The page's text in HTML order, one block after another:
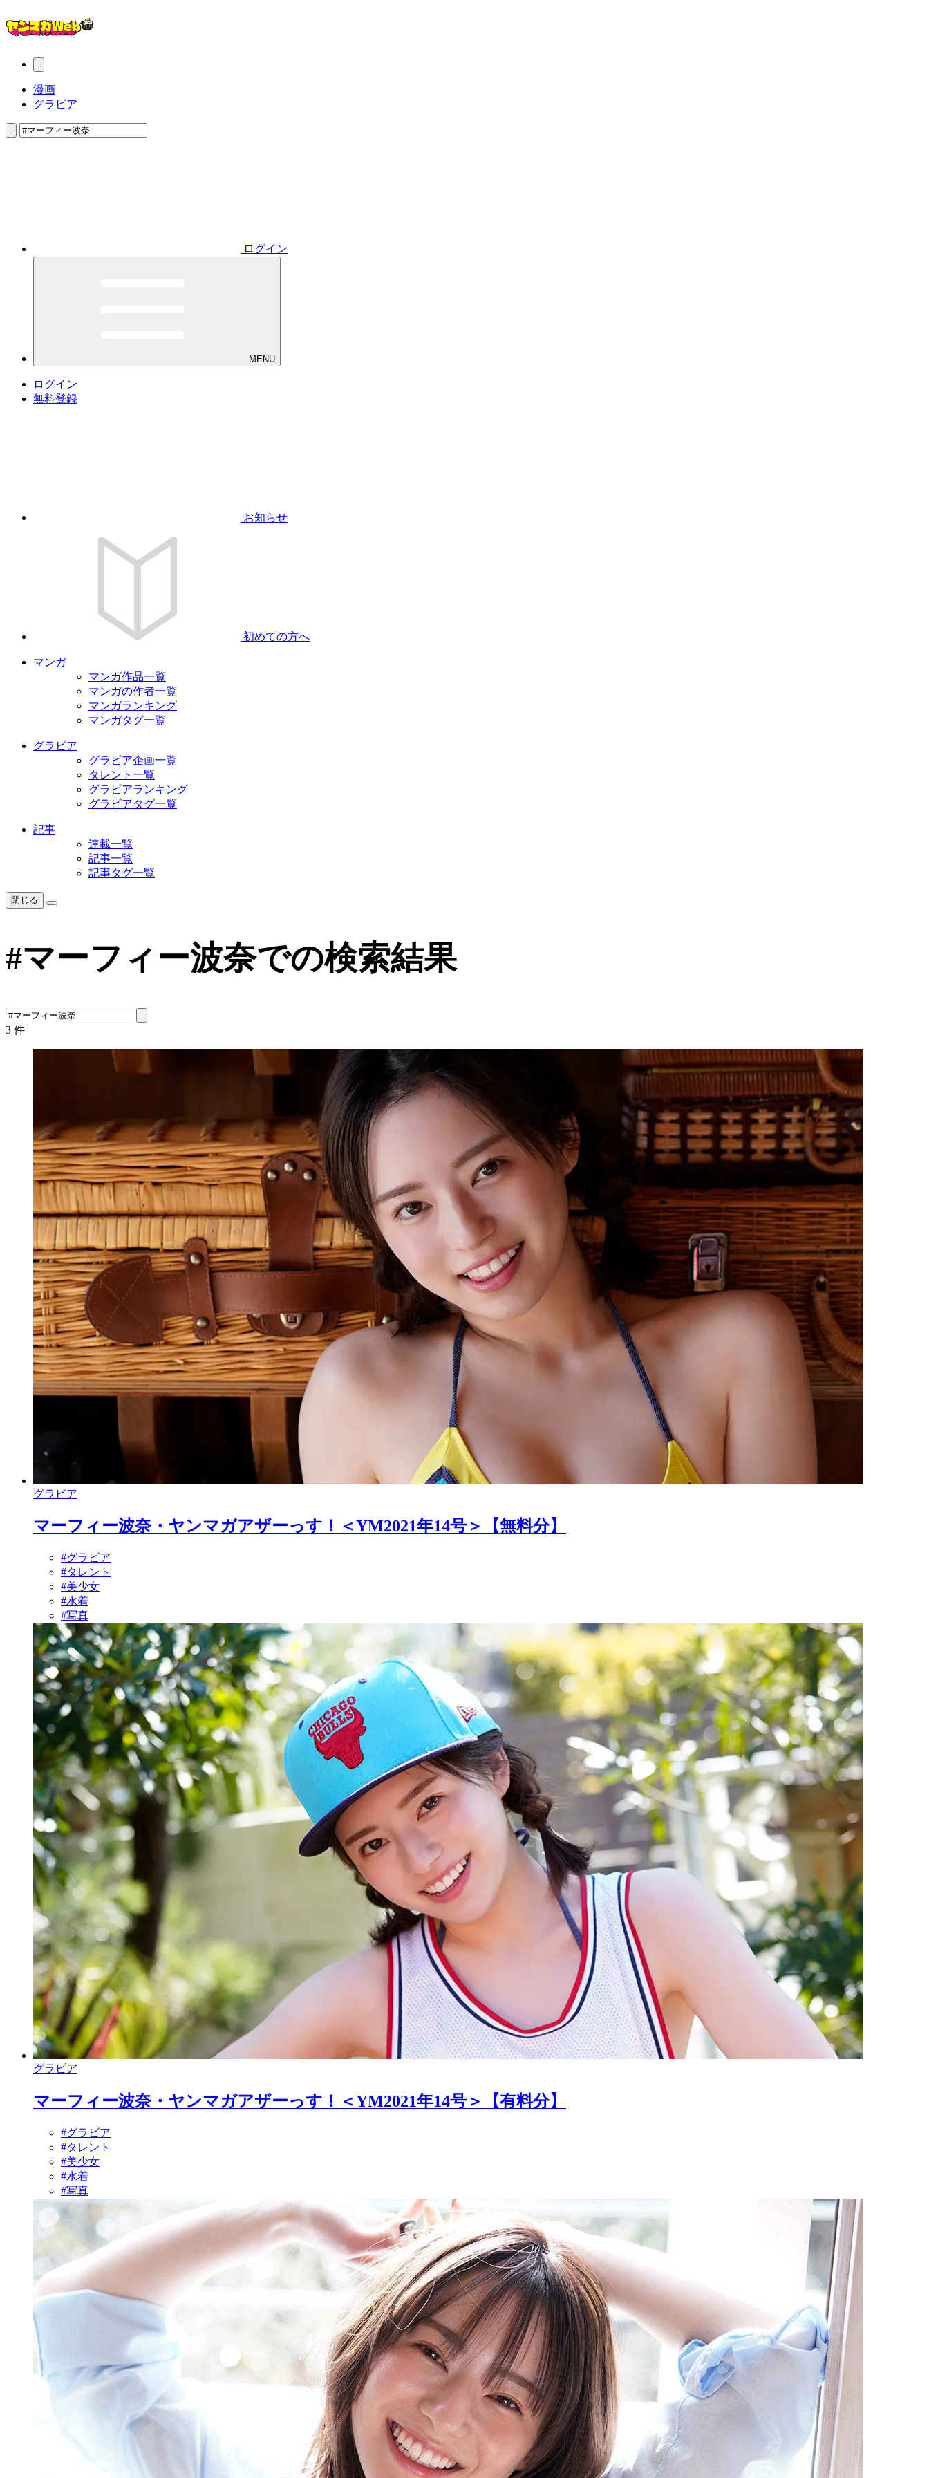
漫画
グラビア
ログイン
MENU
ログイン
無料登録
お知らせ
初めての方へ
マンガ
マンガ作品一覧
マンガの作者一覧
マンガランキング
マンガタグ一覧
グラビア
グラビア企画一覧
タレント一覧
グラビアランキング
グラビアタグ一覧
記事
連載一覧
記事一覧
記事タグ一覧
閉じる
#マーフィー波奈での検索結果
3 件
グラビア
マーフィー波奈・ヤンマガアザーっす！＜YM2021年14号＞【無料分】
#グラビア
#タレント
#美少女
#水着
#写真
グラビア
マーフィー波奈・ヤンマガアザーっす！＜YM2021年14号＞【有料分】
#グラビア
#タレント
#美少女
#水着
#写真